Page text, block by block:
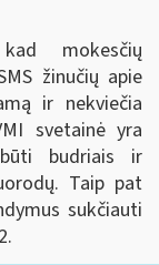
mokesčių
žinučių apie
ir nekviečia
svetainė yra
budriais ir
Taip pat
sukčiauti